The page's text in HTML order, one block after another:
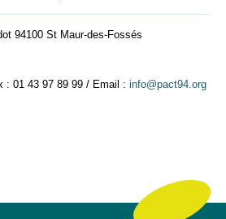
94100 St Maur-des-Fossés
: 01 43 97 89 99 / Email : info@pact94.org